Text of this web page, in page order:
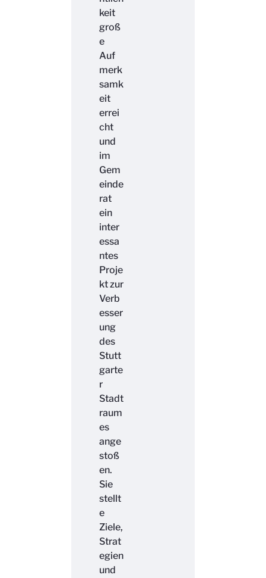
keit
groß
e
Auf
merk
samk
eit
errei
cht
und
im
Gem
einde
rat
ein
inter
essa
ntes
Proje
kt zur
Verb
esser
ung
des
Stutt
garte
r
Stadt
raum
es
ange
stoß
en.
Sie
stellt
e
Ziele,
Strat
egien
und